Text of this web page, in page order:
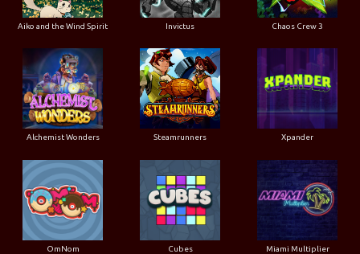
Aiko and the Wind Spirit Invictus Chaos Crew 3
Alchemist Wonders Steamrunners Xpander
OmNom Cubes Miami Multiplier